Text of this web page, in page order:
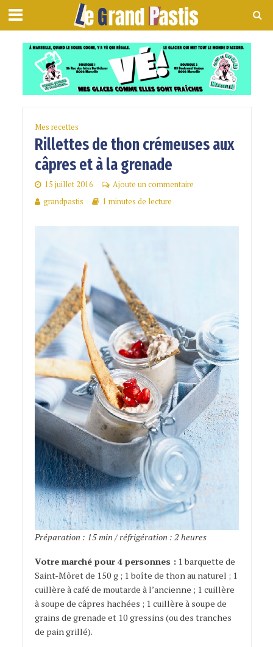
Mes recettes
Rillettes de thon crémeuses aux
câpres et à la grenade
15 juillet 2016
Ajoute un commentaire
grandpastis
1 minutes de lecture
Préparation : 15 min / réfrigération : 2 heures
Votre marché pour 4 personnes : 1 barquette de
Saint-Môret de 150 g ; 1 boîte de thon au naturel ; 1
cuillère à café de moutarde à l’ancienne ; 1 cuillère
à soupe de câpres hachées ; 1 cuillère à soupe de
grains de grenade et 10 gressins (ou des tranches
de pain grillé).